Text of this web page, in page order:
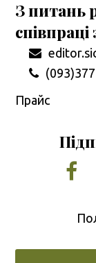
З питань
Прайс